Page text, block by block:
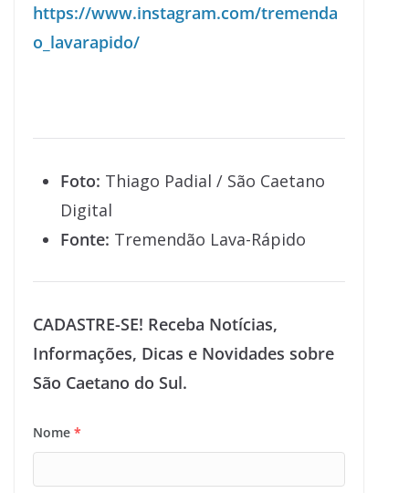
https://www.instagram.com/tremenda
o_lavarapido/
Foto: Thiago Padial / São Caetano
Digital
Fonte: Tremendão Lava-Rápido
CADASTRE-SE! Receba Notícias,
Informações, Dicas e Novidades sobre
São Caetano do Sul.
Nome *